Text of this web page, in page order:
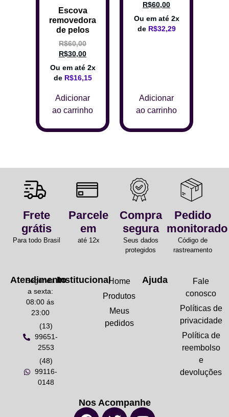
Escova
removedora
de pelos
R$60,00
R$30,00
Ou em até 2x
de R$16,15
Adicionar
ao carrinho
R$60,00
Ou em até 2x
de R$32,29
Adicionar
ao carrinho
Frete
grátis
Para todo Brasil
Parcele
em
até 12x
Compra
segura
Seus dados
protegidos
Pedido
monitorado
Código de
rastreamento
Atendimento
Segunda
a sexta:
08:00 ás
23:00
(13)
99651-
2553
(48)
99116-
0148
InstitucionalHome
Produtos
Meus
pedidos
Ajuda
Fale
conosco
Políticas de
privacidade
Política de
reembolso
e
devoluções
Nos Acompanhe